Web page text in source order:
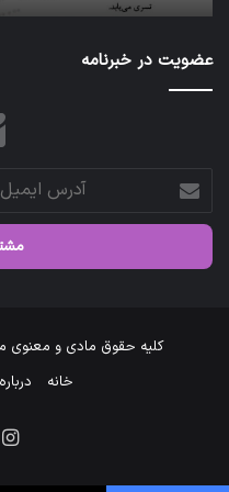
عازم
عضویت در خبرنامه
آدرس
ایمیل
خود
وارد
کلیه حقوق مادی و معنوی
خانه